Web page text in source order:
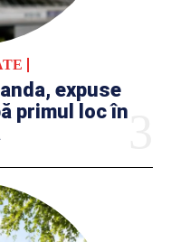
expuse
primul loc în